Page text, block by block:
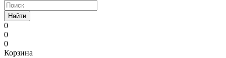
Найти
0
0
0
Корзина